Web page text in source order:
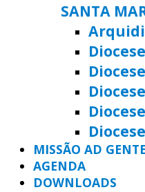
SANTA
MISSÃO AD
AGENDA
DOWNLOADS